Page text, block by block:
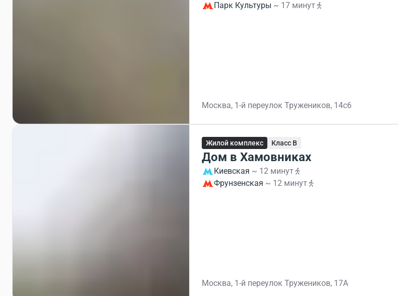
Парк Культуры ~ 17 минут
Москва, 1-й переулок Тружеников, 14с6
Жилой комплекс Класс B
Дом в Хамовниках
Киевская ~ 12 минут
Фрунзенская ~ 12 минут
Москва, 1-й переулок Тружеников, 17А